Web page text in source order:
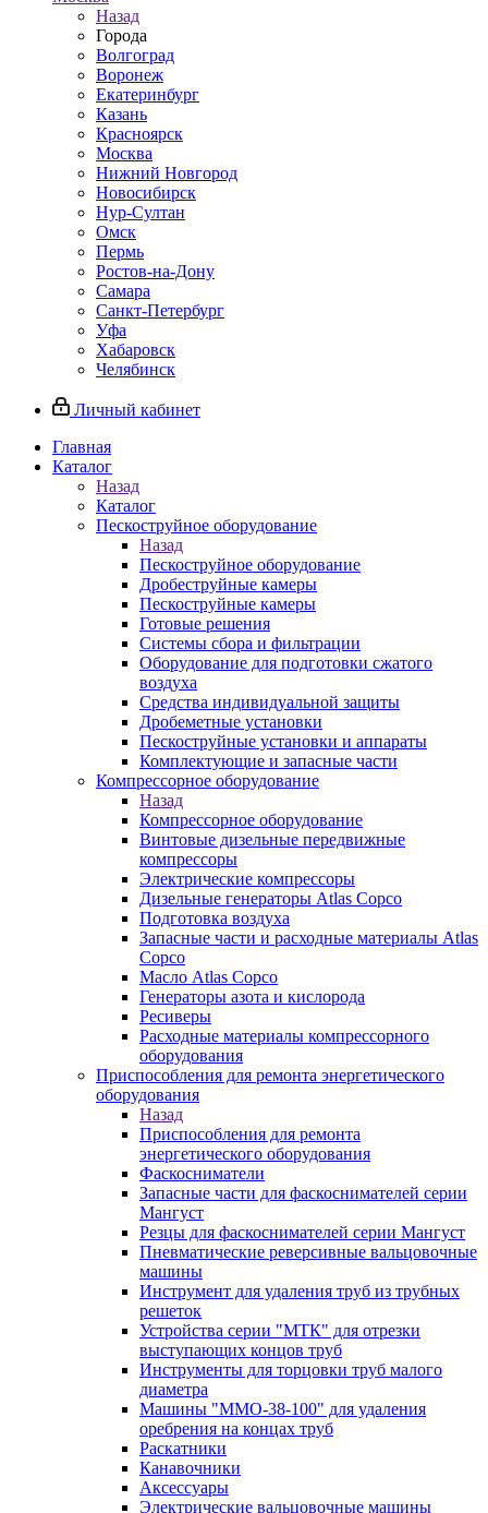
Назад
Города
Волгоград
Воронеж
Екатеринбург
Казань
Красноярск
Москва
Нижний Новгород
Новосибирск
Нур-Султан
Омск
Пермь
Ростов-на-Дону
Самара
Санкт-Петербург
Уфа
Хабаровск
Челябинск
Личный кабинет
Главная
Каталог
Назад
Каталог
Пескоструйное оборудование
Назад
Пескоструйное оборудование
Дробеструйные камеры
Пескоструйные камеры
Готовые решения
Системы сбора и фильтрации
Оборудование для подготовки сжатого
воздуха
Средства индивидуальной защиты
Дробеметные установки
Пескоструйные установки и аппараты
Комплектующие и запасные части
Компрессорное оборудование
Назад
Компрессорное оборудование
Винтовые дизельные передвижные
компрессоры
Электрические компрессоры
Дизельные генераторы Atlas Copco
Подготовка воздуха
Запасные части и расходные материалы Atlas
Copco
Масло Atlas Copco
Генераторы азота и кислорода
Ресиверы
Расходные материалы компрессорного
оборудования
Приспособления для ремонта энергетического
оборудования
Назад
Приспособления для ремонта
энергетического оборудования
Фаскосниматели
Запасные части для фаскоснимателей серии
Мангуст
Резцы для фаскоснимателей серии Мангуст
Пневматические реверсивные вальцовочные
машины
Инструмент для удаления труб из трубных
решеток
Устройства серии "МТК" для отрезки
выступающих концов труб
Инструменты для торцовки труб малого
диаметра
Машины "ММО-38-100" для удаления
оребрения на концах труб
Раскатники
Канавочники
Аксессуары
Электрические вальцовочные машины